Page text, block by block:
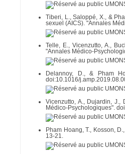
Tiberi, L., Saloppé, X., &
sexuel (AICS). "Annales
Telle, E., Vicenzutto, A.,
"Annales Médico-
Delannoy, D., & Pham
doi:10.1016/
Vicenzutto, A., Dujardin, J.,
Médico-Psychologiques".
Pham Hoang, T., Kosson,
13-21.